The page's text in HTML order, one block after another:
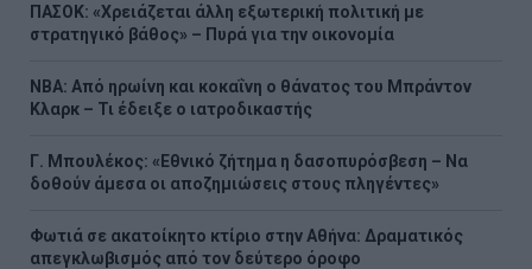
ΠΑΣΟΚ: «Χρειάζεται άλλη εξωτερική πολιτική με
στρατηγικό βάθος» – Πυρά για την οικονομία
NBA: Από ηρωίνη και κοκαΐνη ο θάνατος του Μπράντον
Κλαρκ – Τι έδειξε ο ιατροδικαστής
Γ. Μπουλέκος: «Εθνικό ζήτημα η δασοπυρόσβεση – Να
δοθούν άμεσα οι αποζημιώσεις στους πληγέντες»
Φωτιά σε ακατοίκητο κτίριο στην Αθήνα: Δραματικός
απεγκλωβισμός από τον δεύτερο όροφο